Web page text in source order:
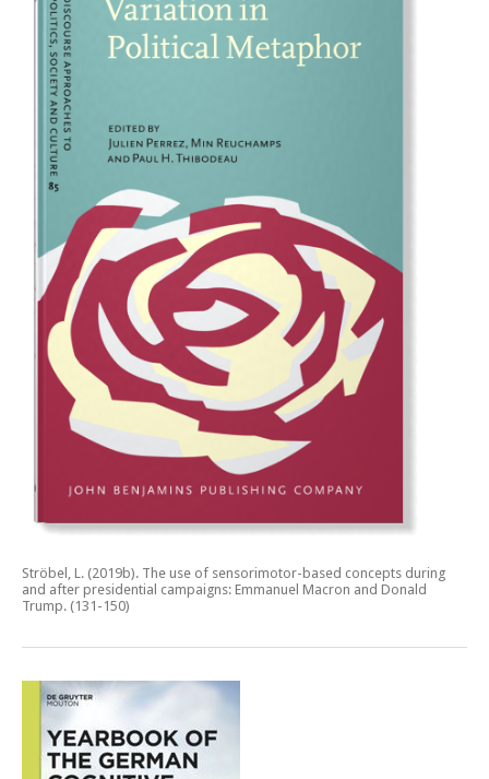
Ströbel, L. (2019b). The use of sensorimotor-based concepts during
and after presidential campaigns: Emmanuel Macron and Donald
Trump. (131-150)